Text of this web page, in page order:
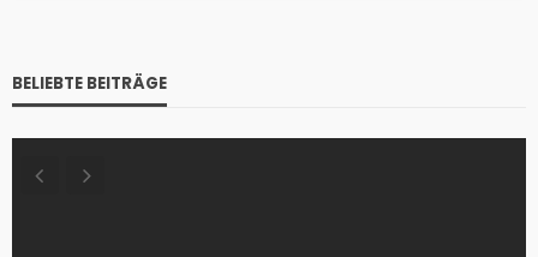
BELIEBTE BEITRÄGE